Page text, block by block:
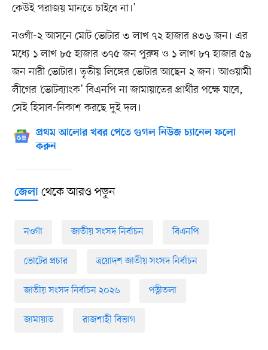
কেউই পরাজয় মানতে চাইবে না।’
নওগাঁ-২ আসনে মোট ভোটার ৩ লাখ ৭২ হাজার ৪৩৬ জন। এর
মধ্যে ১ লাখ ৮৫ হাজার ৩৭৫ জন পুরুষ ও ১ লাখ ৮৭ হাজার ৫৯
জন নারী ভোটার। তৃতীয় লিঙ্গের ভোটার আছেন ২ জন। আওয়ামী
লীগের ‘ভোটব্যাংক’ বিএনপি না জামায়াতের প্রার্থীর পক্ষে যাবে,
সেই হিসাব-নিকাশ করছে দুই দল।
প্রথম আলোর খবর পেতে গুগল নিউজ চ্যানেল ফলো
করুন
জেলাথেকে আরও পড়ুন
নওগাঁ জাতীয় সংসদ নির্বাচন বিএনপি
ভোটের প্রচার ত্রয়োদশ জাতীয় সংসদ নির্বাচন
জাতীয় সংসদ নির্বাচন ২০২৬ পত্নীতলা
জামায়াত রাজশাহী বিভাগ